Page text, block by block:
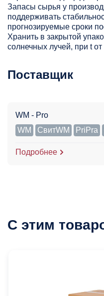
Запасы сырья у
поддерживать
прогнозируемые сроки
Хранить в закрытой
солнечных лучей, при t
Поставщик
WM - Pro
WM
СвитWM PriPra
Подробнее
С этим